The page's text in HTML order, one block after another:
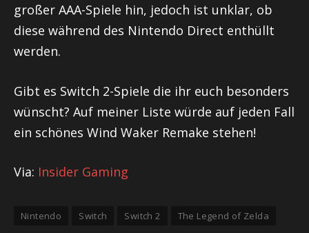
großer AAA-Spiele hin, jedoch ist unklar, ob
diese während des Nintendo Direct enthüllt
werden.
Gibt es Switch 2-Spiele die ihr euch besonders
wünscht? Auf meiner Liste würde auf jeden Fall
ein schönes Wind Waker Remake stehen!
Via: Insider Gaming
Nintendo Switch Switch 2 The Legend of Zelda